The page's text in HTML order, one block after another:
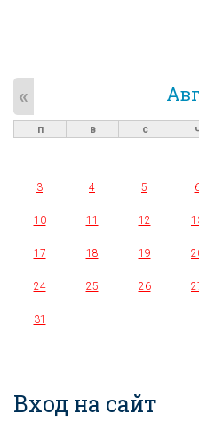
«
п в с
3 4 5
10 11 12
17 18 19
24 25 26
31
Вход на сайт